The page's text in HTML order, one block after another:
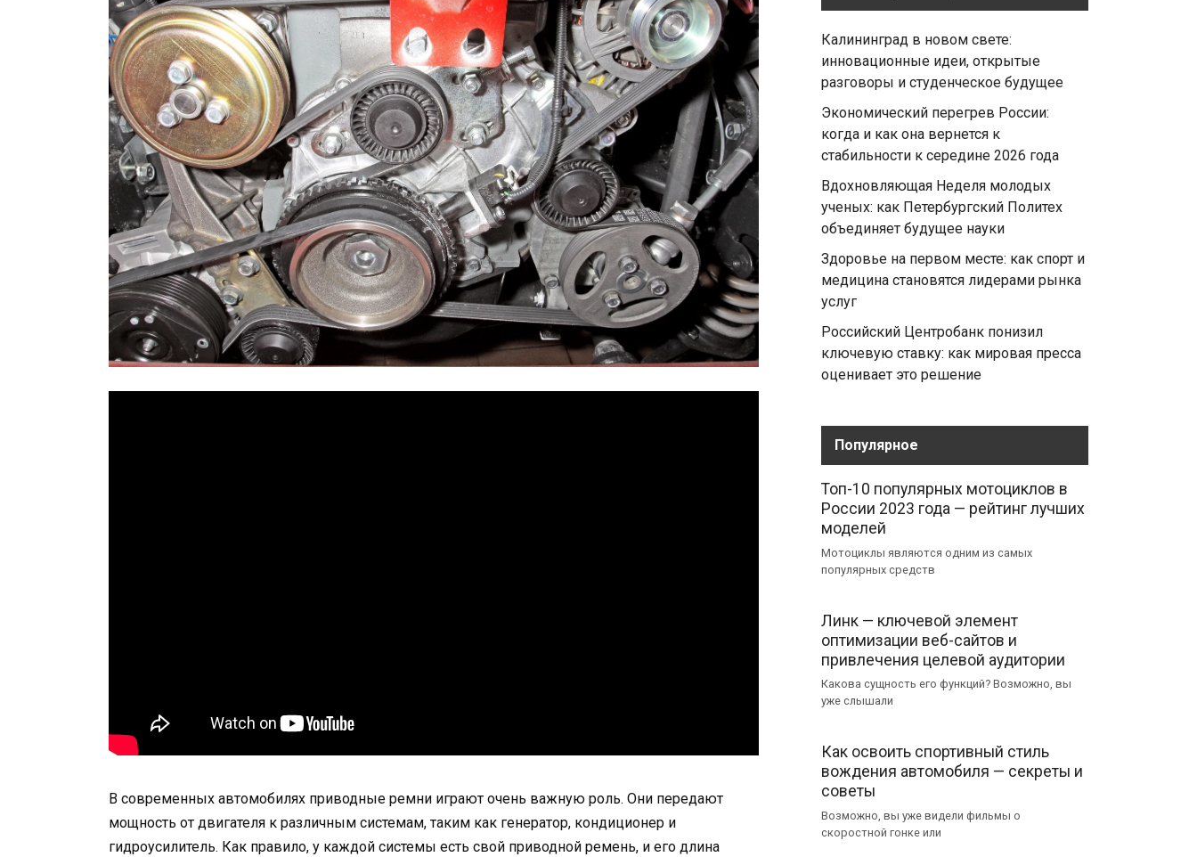
В современных автомобилях приводные ремни играют очень важную роль. Они передают
мощность от двигателя к различным системам, таким как генератор, кондиционер и
гидроусилитель. Как правило, у каждой системы есть свой приводной ремень, и его длина
Калининград в новом свете:
инновационные идеи, открытые
разговоры и студенческое будущее
Экономический перегрев России:
когда и как она вернется к
стабильности к середине 2026 года
Вдохновляющая Неделя молодых
ученых: как Петербургский Политех
объединяет будущее науки
Здоровье на первом месте: как спорт и
медицина становятся лидерами рынка
услуг
Российский Центробанк понизил
ключевую ставку: как мировая пресса
оценивает это решение
Популярное
Топ-10 популярных мотоциклов в
России 2023 года — рейтинг лучших
моделей
Мотоциклы являются одним из самых
популярных средств
Линк — ключевой элемент
оптимизации веб-сайтов и
привлечения целевой аудитории
Какова сущность его функций? Возможно, вы
уже слышали
Как освоить спортивный стиль
вождения автомобиля — секреты и
советы
Возможно, вы уже видели фильмы о
скоростной гонке или